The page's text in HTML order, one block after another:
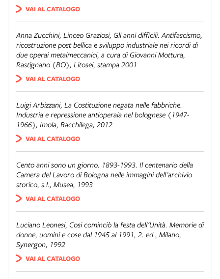
VAI AL CATALOGO
Anna Zucchini, Linceo Graziosi, Gli anni difficili. Antifascismo,
ricostruzione post bellica e sviluppo industriale nei ricordi di
due operai metalmeccanici, a cura di Giovanni Mottura,
Rastignano (BO), Litosei, stampa 2001
VAI AL CATALOGO
Luigi Arbizzani, La Costituzione negata nelle fabbriche.
Industria e repressione antioperaia nel bolognese (1947-
1966), Imola, Bacchilega, 2012
VAI AL CATALOGO
Cento anni sono un giorno. 1893-1993. Il centenario della
Camera del Lavoro di Bologna nelle immagini dell'archivio
storico, s.l., Musea, 1993
VAI AL CATALOGO
Luciano Leonesi, Cosi cominciò la festa dell'Unità. Memorie di
donne, uomini e cose dal 1945 al 1991, 2. ed., Milano,
Synergon, 1992
VAI AL CATALOGO